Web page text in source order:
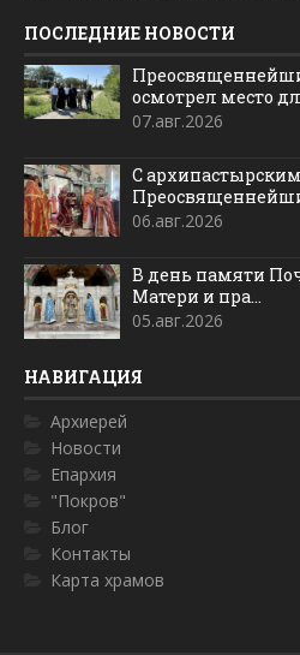
ПОСЛЕДНИЕ НОВОСТИ
осмотрел место
07.авг.2026
С
06.авг.2026
В день памяти
Матери и пра...
05.авг.2026
НАВИГАЦИЯ
Архиерей
Новости
Епархия
"Покров"
Блог
Контакты
Карта храмов